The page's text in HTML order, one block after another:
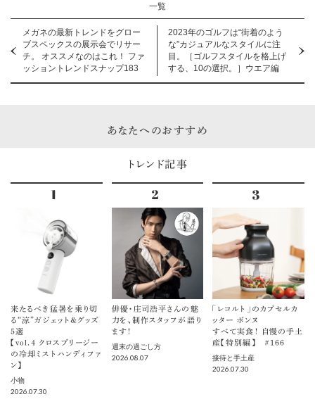
一覧
メガネの最新トレンドをグロー
ブスペックスの展示会でリサー
チ。 オススメなのはこれ！ ファ
ッショントレンドスナップ183
2023年のゴルフは“街着のよう
な”カジュアルなスタイルに注
目。［ゴルフスタイルを格上げ
する、10の選択。］ウエア編
あなたへのおすすめ
トレンド記事
来たるべき猛暑を乗り切
る“涼”ガジェット＆グッズ
5選
【vol.４ クロスブリージー
の冷却ミストハンディファ
ン】
小物
2026.07.30
俳優・庄司浩平さんの魅
力を、制作スタッフが語り
ます！
週末の過ごし方
2026.08.07
「レコルト」のカプセルカ
ッター ボンヌ
すべて実食！ 自慢の手土
産【特別編】 ＃166
接待と手土産
2026.07.30